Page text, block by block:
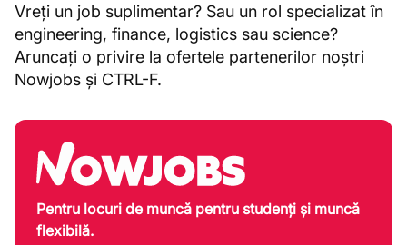
Vreți un job suplimentar? Sau un rol specializat în
engineering, finance, logistics sau science?
Aruncați o privire la ofertele partenerilor noștri
Nowjobs și CTRL-F.
Pentru locuri de muncă pentru studenți și muncă
flexibilă.